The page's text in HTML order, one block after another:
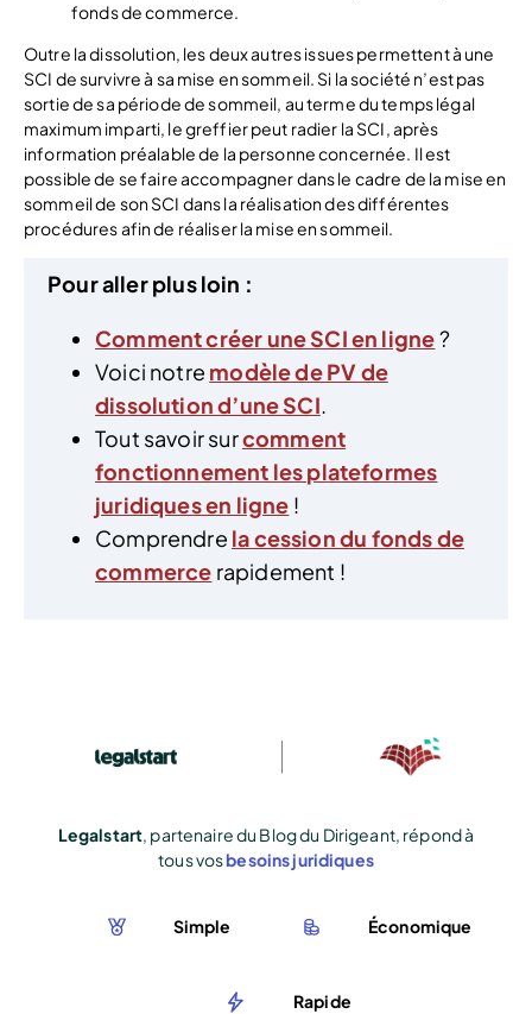
fonds de commerce.
Outre la dissolution, les deux autres issues permettent à une
SCI de survivre à sa mise en sommeil. Si la société n’est pas
sortie de sa période de sommeil, au terme du temps légal
maximum imparti, le greffier peut radier la SCI, après
information préalable de la personne concernée. Il est
possible de se faire accompagner dans le cadre de la mise en
sommeil de son SCI dans la réalisation des différentes
procédures afin de réaliser la mise en sommeil.
Pour aller plus loin :
Comment créer une SCI en ligne?
Voici notre modèle de PV de
dissolution d’une SCI.
Tout savoir surcomment
fonctionnement les plateformes
juridiques en ligne !
Comprendre la cession du fonds de
commerce rapidement !
Legalstart, partenaire du Blog du Dirigeant, répond à
tous vosbesoins juridiques
Simple Économique
Rapide